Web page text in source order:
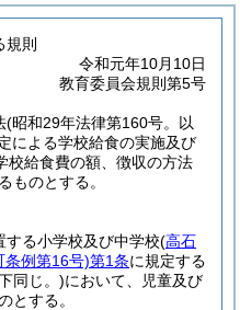
則
令和元年10月10日
教育委員会規則第5号
(昭和29年法律第160号。以
による学校給食の実施及び
校給食費の額、徴収の方法
ものとする。
る小学校及び中学校(高石
条例第16号)第1条に規定する
同じ。)において、児童及び
とする。